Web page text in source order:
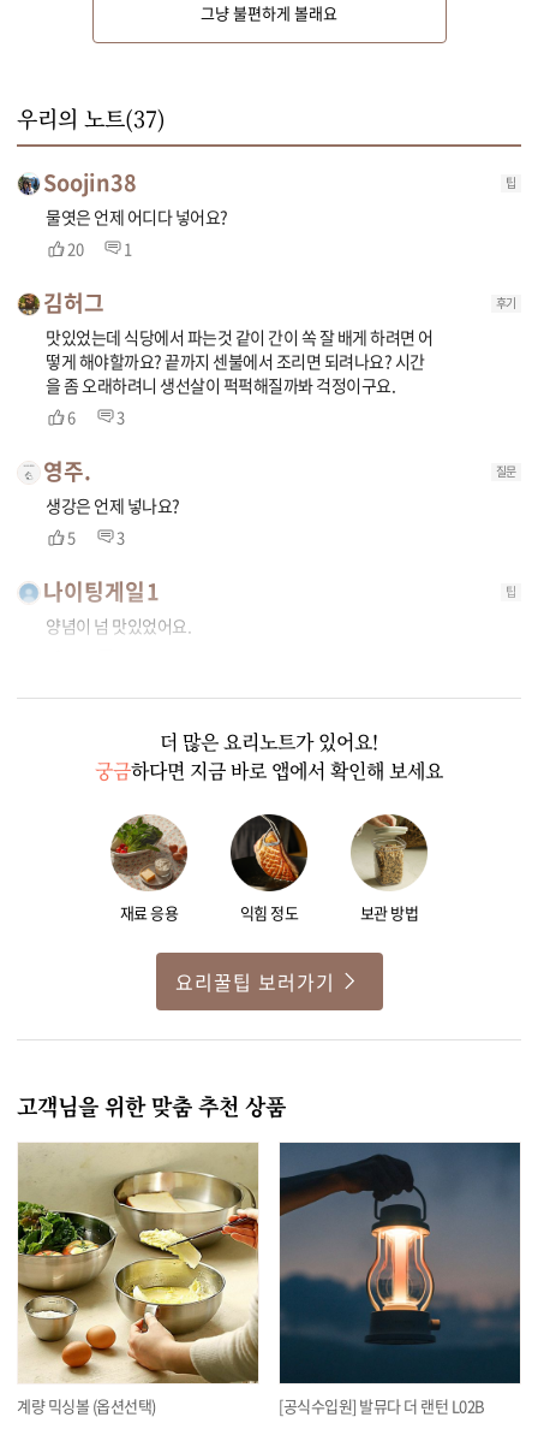
무와 감자는 1cm 두께로 도톰하게 썰어주세요. 양파는 굵게 채썰고 대파와 고
추는 어슷하게 썰어주세요.
그냥 불편하게 볼래요
우리의 노트(37)
Soojin38 팁
물엿은 언제 어디다 넣어요?
20 1
김허그 후기
맛있었는데 식당에서 파는것 같이 간이 쏙 잘 배게 하려면 어
떻게 해야할까요? 끝까지 센불에서 조리면 되려나요? 시간
을 좀 오래하려니 생선살이 퍽퍽해질까봐 걱정이구요.
6 3
영주. 질문
생강은 언제 넣나요?
5 3
나이팅게일1 팁
양념이 넘 맛있었어요.
더 많은 요리노트가 있어요!
궁금하다면 지금 바로 앱에서 확인해 보세요
재료 응용 익힘 정도 보관 방법
요리꿀팁 보러가기
고객님을 위한 맞춤 추천 상품
계량 믹싱볼 (옵션선택)
[공식수입원] 발뮤다 더 랜턴 L02B